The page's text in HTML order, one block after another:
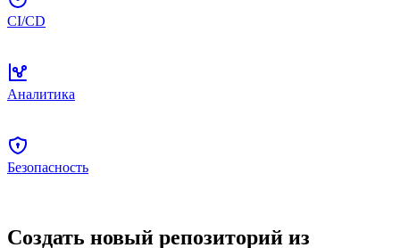
CI/CD
Аналитика
Безопасность
Создать новый репозиторий из